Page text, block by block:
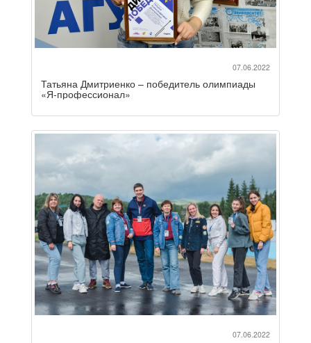
07.06.2022
Татьяна Дмитриенко – победитель олимпиады
«Я-профессионал»
07.06.2022